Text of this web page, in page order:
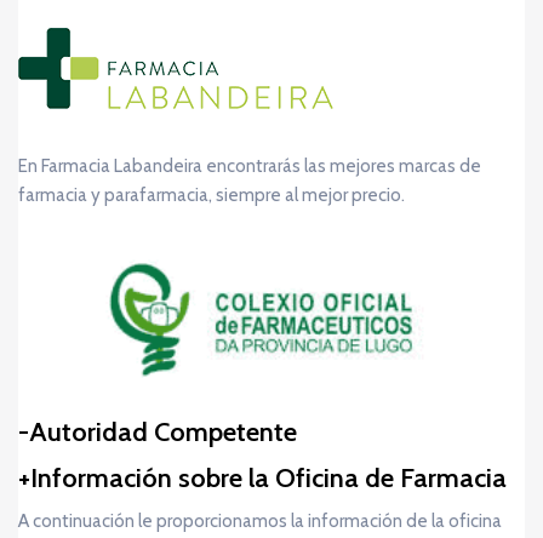
En Farmacia Labandeira encontrarás las mejores marcas de
farmacia y parafarmacia, siempre al mejor precio.
Autoridad Competente
Información sobre la Oficina de Farmacia
A continuación le proporcionamos la información de la oficina